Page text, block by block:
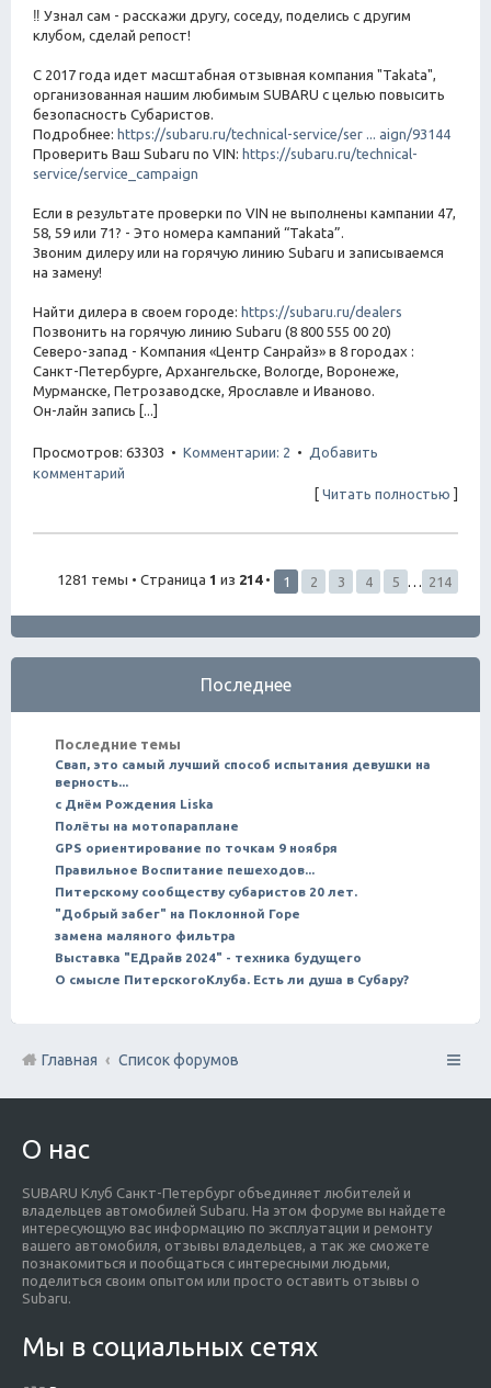
‼ Узнал сам - расскажи другу, соседу, поделись с другим
клубом, сделай репост!
С 2017 года идет масштабная отзывная компания "Takata",
организованная нашим любимым SUBARU с целью повысить
безопасность Субаристов.
Подробнее: https://subaru.ru/technical-service/ser ... aign/93144
Проверить Ваш Subaru по VIN: https://subaru.ru/technical-
service/service_campaign
Если в результате проверки по VIN не выполнены кампании 47,
58, 59 или 71? - Это номера кампаний “Takata”.
Звоним дилеру или на горячую линию Subaru и записываемся
на замену!
Найти дилера в своем городе: https://subaru.ru/dealers
Позвонить на горячую линию Subaru (8 800 555 00 20)
Северо-запад - Компания «Центр Санрайз» в 8 городах :
Санкт-Петербурге, Архангельске, Вологде, Воронеже,
Мурманске, Петрозаводске, Ярославле и Иваново.
Он-лайн запись [...]
Просмотров: 63303 • Комментарии: 2 •
Добавить
комментарий
[ Читать полностью ]
1281 темы • Страница 1 из 214• 1 2 3 4 5 214
Последнее
Последние темы
Свап, это самый лучший способ испытания девушки на
верность...
с Днём Рождения Liska
Полёты на мотопараплане
GPS ориентирование по точкам 9 ноября
Правильное Воспитание пешеходов...
Питерскому сообществу субаристов 20 лет.
"Добрый забег" на Поклонной Горе
замена маляного фильтра
Выставка "ЕДрайв 2024" - техника будущего
О смысле ПитерскогоКлуба. Есть ли душа в Субару?
Главная Список форумов
О нас
SUBARU Клуб Санкт-Петербург объединяет любителей и
владельцев автомобилей Subaru. На этом форуме вы найдете
интересующую вас информацию по эксплуатации и ремонту
вашего автомобиля, отзывы владельцев, а так же сможете
познакомиться и пообщаться с интересными людьми,
поделиться своим опытом или просто оставить отзывы о
Subaru.
Мы в социальных сетях